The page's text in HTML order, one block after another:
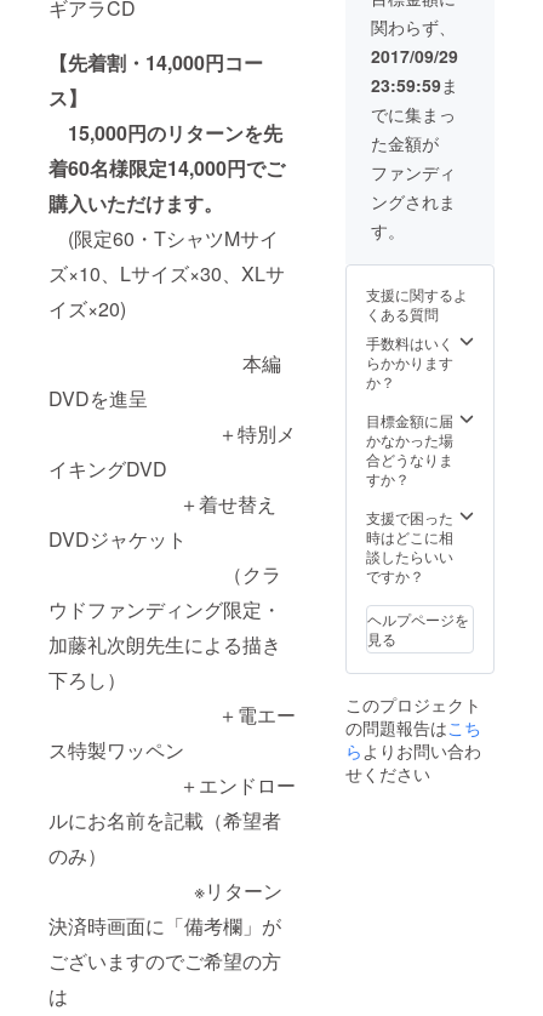
ギアラCD
【先着割・14,000円コー
ス】
15,000円のリターンを先
着60名様限定14,000円でご
購入いただけます。
(限定60・TシャツMサイ
ズ×10、Lサイズ×30、XLサ
イズ×20)
本編
DVDを進呈
＋特別メ
イキングDVD
＋着せ替え
DVDジャケット
（クラ
ウドファンディング限定・
加藤礼次朗先生による描き
下ろし）
＋電エー
ス特製ワッペン
＋エンドロー
ルにお名前を記載（希望者
のみ）
※リターン
決済時画面に「備考欄」が
ございますのでご希望の方
は
エースポスト
カード（一本木
蛮描き下ろしイ
ラスト） ※河
崎実監督直筆サ
イン入り ＋完成
披露上映イベン
トご招待（2018
年3月開催予定）
エース×撃殺！宇
宙拳コラボオリ
ジナルTシャツ
ろしイラスト)
《Tシャツサイ
ズ》
Mサイズ
（丈68/幅50/袖
丈19.5） ＋電
エースポスト
カード（一本木
蛮描き下ろしイ
ラスト） ※河
崎実監督直筆サ
イン入り ＋完成
披露上映イベン
トご招待（2018
年3月開催予定）
＋第四胃袋ギア
めにオリジナル
ソングを 作詞作
曲、製作 ＋還暦
記念「電エース
ジット名前掲載
希望・名前〇〇
〇〇」 ニッ
クネームでもか
まいませんが著
作権を侵害する
ものや公序良俗
に反するお
名前はお受けで
きません。
また会社名・団
体名はお断りさ
せていただきま
エース×撃殺！宇
宙拳コラボオリ
ジナルTシャツ
(破李拳竜描き下
ろしイラスト)
《Tシャツサイ
ズ》 Ｌサイ
ズ（丈71/幅
52.5/袖丈20.5）
＋電エースポス
トカード（一本
木蛮描き下ろし
イラスト） ※
河崎実監督直筆
サイン入り ＋完
成披露上映イベ
ントご招待
（2018年3月開
催予定） ＋第四
リジナルソング
を 作詞作曲、製
作 ＋還暦記念
「電エース60」
バッジ
を記載（希望者
のみ） ※リター
ン決済時画面に
ざいますのでご
希望の方は 必ず
入力をお願いい
たしま
す。
入力例：
「エンドクレ
ジット名前掲載
希望・名前〇〇
〇〇」 ニッ
クネームでもか
まいませんが著
作権を侵害する
ものや公序良俗
に反するお
きません。
また会社名・団
体名はお断りさ
せていただきま
ギアラCD ＋電
エース×撃殺！宇
宙拳コラボオリ
ジナルTシャツ
ろしイラスト)
《Tシャツサイ
ズ》 XLサイ
ズ（丈74/幅55/
袖丈21.5） ＋電
エースポスト
カード（一本木
蛮描き下ろしイ
ラスト） ※河
崎実監督直筆サ
関わらず、
2017/09/29
23:59:59ま
でに集まっ
た金額が
ファンディ
ングされま
す。
支援に関するよ
くある質問
手数料はいく
らかかります
か？
目標金額に届
かなかった場
合どうなりま
すか？
支援で困った
時はどこに相
談したらいい
ですか？
ヘルプページを
見る
このプロジェクト
の問題報告はこち
ら よりお問い合わ
せください